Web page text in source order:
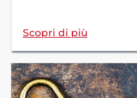
Scopri di più